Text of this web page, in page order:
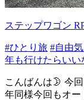
ステップワゴン
#ひとり旅 #自由
年も行けたらいい
こんばんは🌛 今
年同様今回もオ